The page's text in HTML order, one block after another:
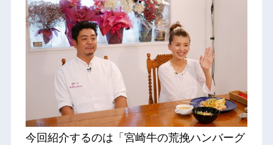
今回紹介するのは「宮崎牛の荒挽ハンバーグ